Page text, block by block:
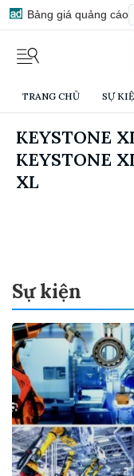
Bảng giá quảng cáo
TRANG CHỦ SỰ
KEYSTONE
KEYSTONE
XL
Sự kiện